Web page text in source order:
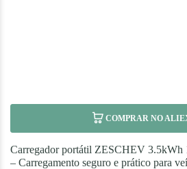
COMPRAR NO
Carregador portátil ZESCHEV 3.5kWh
– Carregamento seguro e prático para